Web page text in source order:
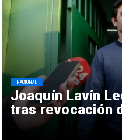
Joaquín Lavín
tras revocación
NACIONAL